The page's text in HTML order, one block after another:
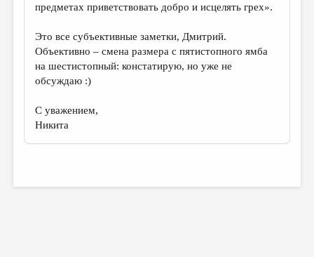
предметах приветствовать добро и исцелять грех».
Это все субъективные заметки, Дмитрий.
Объективно – смена размера с пятистопного ямба
на шестистопный: констатирую, но уже не
обсуждаю :)
С уважением,
Никита